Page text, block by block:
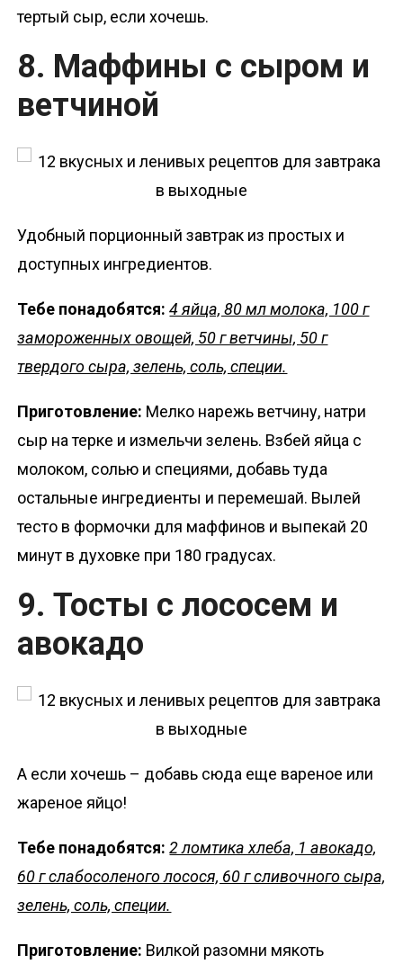
тертый сыр, если хочешь.
8. Маффины с сыром и
ветчиной
Удобный порционный завтрак из простых и
доступных ингредиентов.
Тебе понадобятся:4 яйца, 80 мл молока, 100 г
замороженных овощей, 50 г ветчины, 50 г
твердого сыра, зелень, соль, специи.
Приготовление: Мелко нарежь ветчину, натри
сыр на терке и измельчи зелень. Взбей яйца с
молоком, солью и специями, добавь туда
остальные ингредиенты и перемешай. Вылей
тесто в формочки для маффинов и выпекай 20
минут в духовке при 180 градусах.
9. Тосты с лососем и
авокадо
А если хочешь – добавь сюда еще вареное или
жареное яйцо!
Тебе понадобятся:2 ломтика хлеба, 1 авокадо,
60 г слабосоленого лосося, 60 г сливочного сыра,
зелень, соль, специи.
Приготовление: Вилкой разомни мякоть